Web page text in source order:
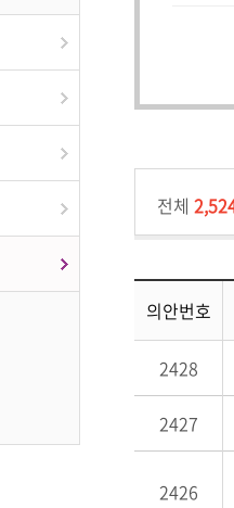
전체
의안번호
2428
2427
2426